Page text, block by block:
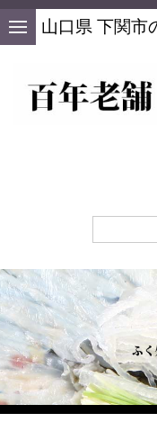
山口県 下関市